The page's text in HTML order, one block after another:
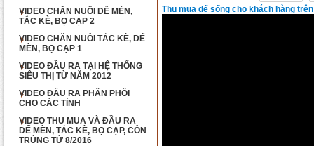
VIDEO CHĂN NUÔI DẾ MÈN,
TẮC KÈ, BỌ CẠP 2
VIDEO CHĂN NUÔI TẮC KÈ, DẾ
MÈN, BỌ CẠP 1
VIDEO ĐẦU RA TẠI HỆ THỐNG
SIÊU THỊ TỪ NĂM 2012
VIDEO ĐẦU RA PHÂN PHỐI
CHO CÁC TỈNH
VIDEO THU MUA VÀ ĐẦU RA
DẾ MÈN, TẮC KÈ, BỌ CẠP, CÔN
TRÙNG TỪ 8/2016
Thu mua dế sống cho khách hàng